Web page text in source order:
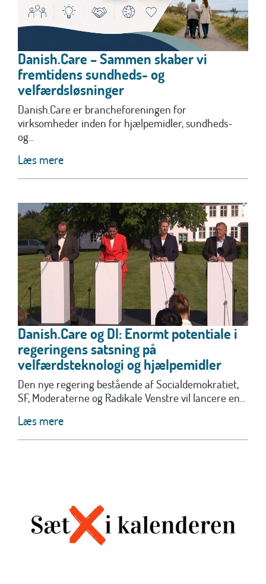
Danish.Care – Sammen skaber vi
fremtidens sundheds- og
velfærdsløsninger
Danish.Care er brancheforeningen for
virksomheder inden for hjælpemidler, sundheds-
og...
Læs mere
Danish.Care og DI: Enormt potentiale i
regeringens satsning på
velfærdsteknologi og hjælpemidler
Den nye regering bestående af Socialdemokratiet,
SF, Moderaterne og Radikale Venstre vil lancere en...
Læs mere